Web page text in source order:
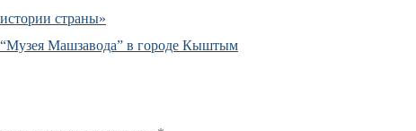
страны»
Машзавода” в городе Кыштым